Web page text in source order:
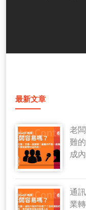
最新文章
老
難
成
通
業